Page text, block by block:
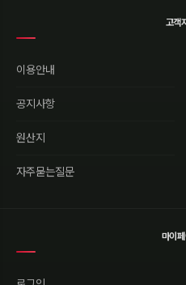
고객
이용안내
공지사항
원산지
자주묻는질문
마이